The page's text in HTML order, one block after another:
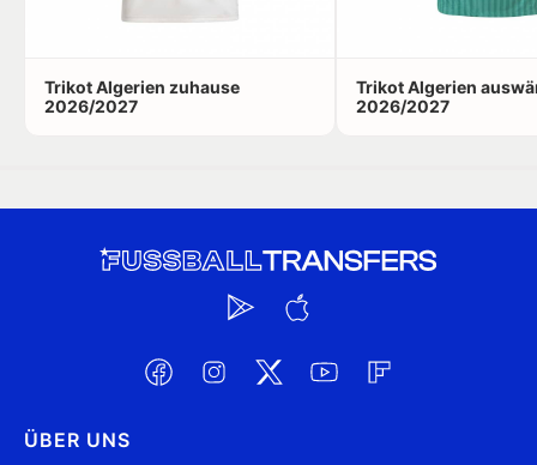
Trikot Algerien zuhause
2026/2027
Trikot Algerien
2026/2027
ÜBER UNS